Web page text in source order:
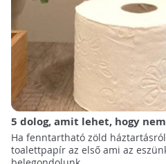
5 dolog, amit lehet, hogy
Ha fenntartható zöld
toalettpapír az első ami az